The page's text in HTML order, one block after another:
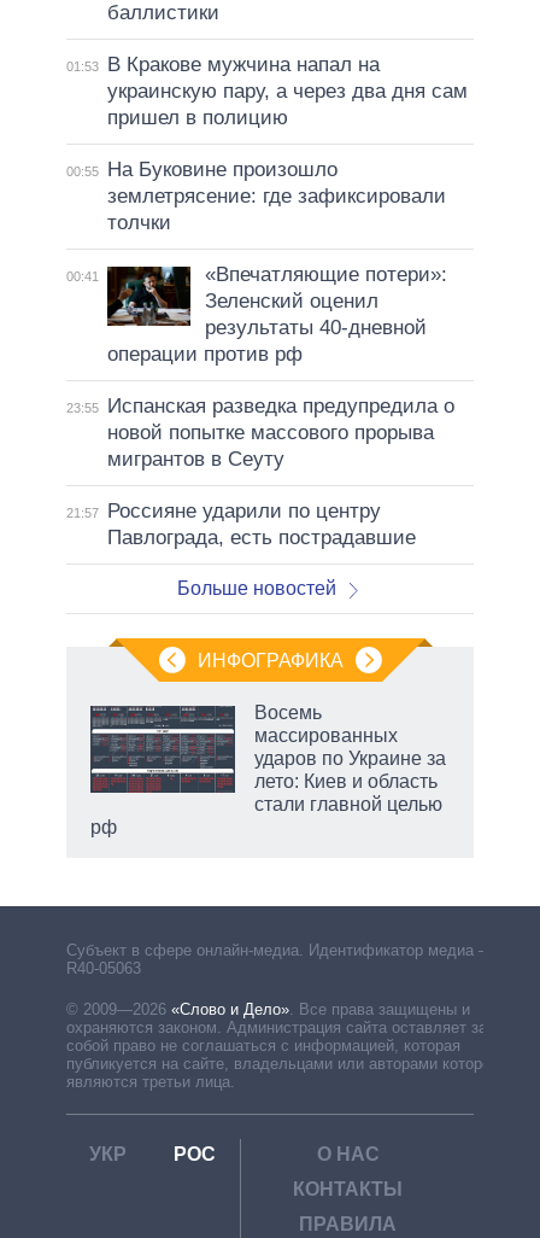
баллистики
01:53
В Кракове мужчина напал на
украинскую пару, а через два дня сам
пришел в полицию
00:55
На Буковине произошло
землетрясение: где зафиксировали
толчки
00:41
«Впечатляющие потери»:
Зеленский оценил
результаты 40-дневной
операции против рф
23:55
Испанская разведка предупредила о
новой попытке массового прорыва
мигрантов в Сеуту
21:57
Россияне ударили по центру
Павлограда, есть пострадавшие
Больше новостей
ИНФОГРАФИКА
Восемь
массированных
ударов по Украине за
лето: Киев и область
стали главной целью
рф
Субъект в сфере онлайн-медиа. Идентификатор медиа –
R40-05063
© 2009—2026 «Слово и Дело». Все права защищены и
охраняются законом. Администрация сайта оставляет за
собой право не соглашаться с информацией, которая
публикуется на сайте, владельцами или авторами которой
являются третьи лица.
УКР РОС
О НАС
КОНТАКТЫ
ПРАВИЛА